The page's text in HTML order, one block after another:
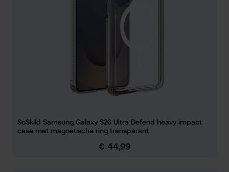
SoSkild Samsung Galaxy S26 Ultra Defend heavy impact
case met magnetische ring transparant
Normale prijs:
€ 44,99